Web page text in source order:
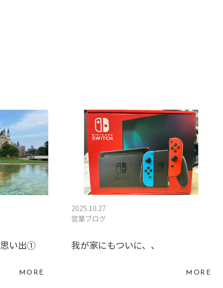
い出①
MORE
2025.10.27
営業ブログ
我が家にもついに、、
MORE